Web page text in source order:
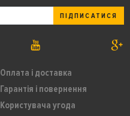
Оплата і доставка
Гарантія і повернення
Користувача угода
ПІДПИСАТИСЯ